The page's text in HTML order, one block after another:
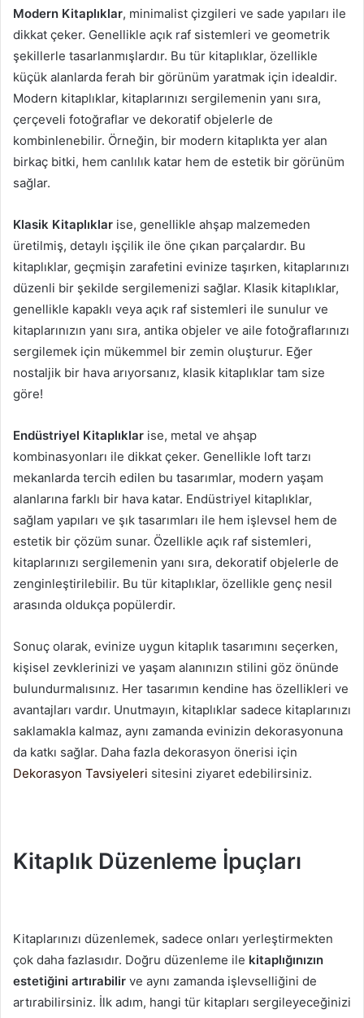
Modern Kitaplıklar, minimalist çizgileri ve sade yapıları ile
dikkat çeker. Genellikle açık raf sistemleri ve geometrik
şekillerle tasarlanmışlardır. Bu tür kitaplıklar, özellikle
küçük alanlarda ferah bir görünüm yaratmak için idealdir.
Modern kitaplıklar, kitaplarınızı sergilemenin yanı sıra,
çerçeveli fotoğraflar ve dekoratif objelerle de
kombinlenebilir. Örneğin, bir modern kitaplıkta yer alan
birkaç bitki, hem canlılık katar hem de estetik bir görünüm
sağlar.
Klasik Kitaplıklar ise, genellikle ahşap malzemeden
üretilmiş, detaylı işçilik ile öne çıkan parçalardır. Bu
kitaplıklar, geçmişin zarafetini evinize taşırken, kitaplarınızı
düzenli bir şekilde sergilemenizi sağlar. Klasik kitaplıklar,
genellikle kapaklı veya açık raf sistemleri ile sunulur ve
kitaplarınızın yanı sıra, antika objeler ve aile fotoğraflarınızı
sergilemek için mükemmel bir zemin oluşturur. Eğer
nostaljik bir hava arıyorsanız, klasik kitaplıklar tam size
göre!
Endüstriyel Kitaplıklar ise, metal ve ahşap
kombinasyonları ile dikkat çeker. Genellikle loft tarzı
mekanlarda tercih edilen bu tasarımlar, modern yaşam
alanlarına farklı bir hava katar. Endüstriyel kitaplıklar,
sağlam yapıları ve şık tasarımları ile hem işlevsel hem de
estetik bir çözüm sunar. Özellikle açık raf sistemleri,
kitaplarınızı sergilemenin yanı sıra, dekoratif objelerle de
zenginleştirilebilir. Bu tür kitaplıklar, özellikle genç nesil
arasında oldukça popülerdir.
Sonuç olarak, evinize uygun kitaplık tasarımını seçerken,
kişisel zevklerinizi ve yaşam alanınızın stilini göz önünde
bulundurmalısınız. Her tasarımın kendine has özellikleri ve
avantajları vardır. Unutmayın, kitaplıklar sadece kitaplarınızı
saklamakla kalmaz, aynı zamanda evinizin dekorasyonuna
da katkı sağlar. Daha fazla dekorasyon önerisi için
Dekorasyon Tavsiyeleri sitesini ziyaret edebilirsiniz.
Kitaplık Düzenleme İpuçları
Kitaplarınızı düzenlemek, sadece onları yerleştirmekten
çok daha fazlasıdır. Doğru düzenleme ile kitaplığınızın
estetiğini artırabilir ve aynı zamanda işlevselliğini de
artırabilirsiniz. İlk adım, hangi tür kitapları sergileyeceğinizi